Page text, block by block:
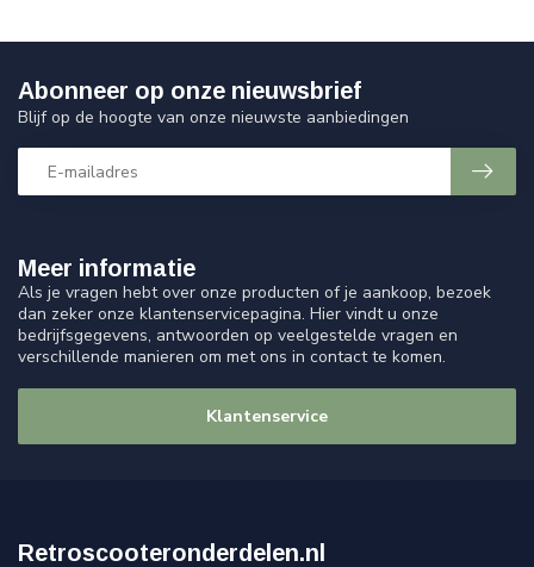
Meer informatie
Als je vragen hebt over onze producten of je aankoop, bezoek
dan zeker onze klantenservicepagina. Hier vindt u onze
bedrijfsgegevens, antwoorden op veelgestelde vragen en
verschillende manieren om met ons in contact te komen.
Klantenservice
Abonneer op onze nieuwsbrief
Blijf op de hoogte van onze nieuwste aanbiedingen
Retroscooteronderdelen.nl